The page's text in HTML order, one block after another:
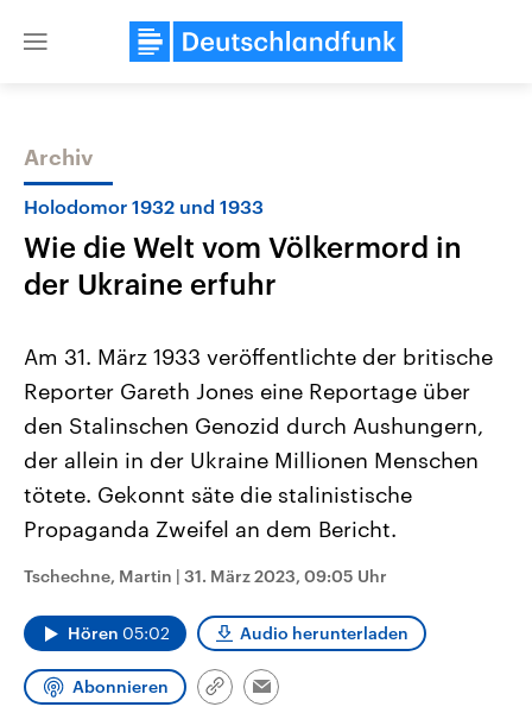
Close
Themen
Landtagswahl Sachsen-Anhalt
2026
Alle Informationen
Sachsen-Anhalt wählt am 6.
September 2026 einen neuen
Landtag. Seit 2021 wird das
Bundesland von einer Koalition aus
CDU, SPD und FDP regiert.-
Umfragen, Prognosen,
Wahlprogramme, aktuelle Berichte
und Kandidaten der anstehenden
Wahl.
USA
Aktuelle Beiträge,
Hintergründe
Wirtschaftlich und
gehören die Vereinigten
den mächtigsten Ländern
mit großem Einfluss auf
Archiv
Holodomor 1932 und 1933
Wie die Welt vom Völkermord in
der Ukraine erfuhr
Am 31. März 1933 veröffentlichte der britische
Reporter Gareth Jones eine Reportage über
den Stalinschen Genozid durch Aushungern,
der allein in der Ukraine Millionen Menschen
tötete. Gekonnt säte die stalinistische
Propaganda Zweifel an dem Bericht.
Tschechne, Martin | 31. März 2023, 09:05 Uhr
Hören 05:02 Audio herunterladen
Abonnieren
Link
Email